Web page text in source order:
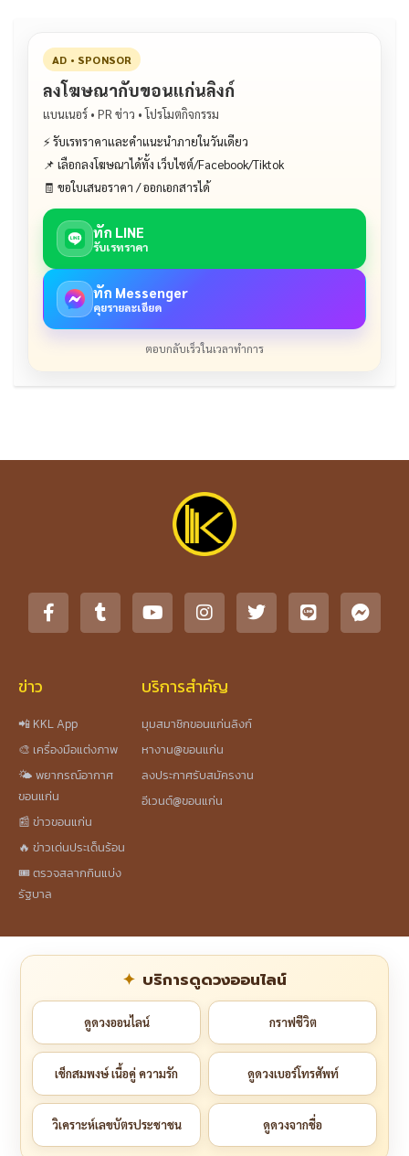
AD • SPONSOR
ลงโฆษณากับขอนแก่นลิงก์
แบนเนอร์ • PR ข่าว • โปรโมตกิจกรรม
⚡ รับเรทราคาและคำแนะนำภายในวันเดียว
📌 เลือกลงโฆษณาได้ทั้ง เว็บไซต์/Facebook/Tiktok
🧾 ขอใบเสนอราคา / ออกเอกสารได้
ทัก LINE
รับเรทราคา
ทัก Messenger
คุยรายละเอียด
ตอบกลับเร็วในเวลาทำการ
ข่าว
📲 KKL App
🎨 เครื่องมือแต่งภาพ
🌤️ พยากรณ์อากาศ
ขอนแก่น
📰 ข่าวขอนแก่น
🔥 ข่าวเด่นประเด็นร้อน
🎟️ ตรวจสลากกินแบ่ง
รัฐบาล
บริการสำคัญ
มุมสมาชิกขอนแก่นลิงก์
หางาน@ขอนแก่น
ลงประกาศรับสมัครงาน
อีเวนต์@ขอนแก่น
บริการดูดวงออนไลน์
ดูดวงออนไลน์ กราฟชีวิต
เช็กสมพงษ์ เนื้อคู่ ความรัก ดูดวงเบอร์โทรศัพท์
วิเคราะห์เลขบัตรประชาชน ดูดวงจากชื่อ